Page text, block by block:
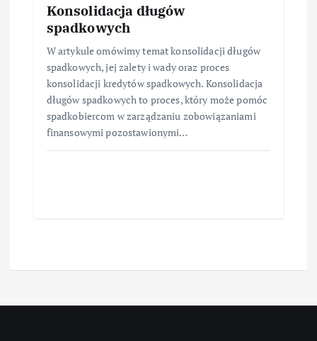
Konsolidacja długów
spadkowych
W artykule omówimy temat konsolidacji długów
spadkowych, jej zalety i wady oraz proces
konsolidacji kredytów spadkowych. Konsolidacja
długów spadkowych to proces, który może pomóc
spadkobiercom w zarządzaniu zobowiązaniami
finansowymi pozostawionymi…